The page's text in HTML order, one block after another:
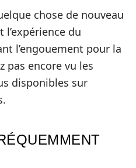
chose de nouveau
l’expérience du
l’engouement pour la
pas encore vu les
disponibles sur